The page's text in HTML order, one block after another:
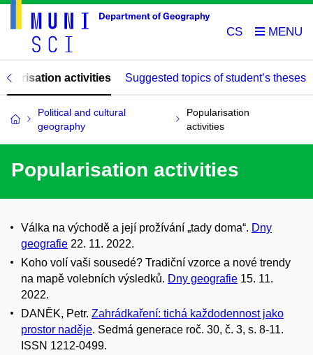
CS
activities Suggested topics of student’s theses
Political and cultural
geography
Popularisation
activities
Popularisation activities
Válka na východě a její prožívání „tady doma“. Dny
geografie 22. 11. 2022.
Koho volí vaši sousedé? Tradiční vzorce a nové trendy
na mapě volebních výsledků. Dny geografie 15. 11.
2022.
DANĚK, Petr. Zahrádkaření: tichá každodennost jako
prostor naděje. Sedmá generace roč. 30, č. 3, s. 8-11.
ISSN 1212-0499.